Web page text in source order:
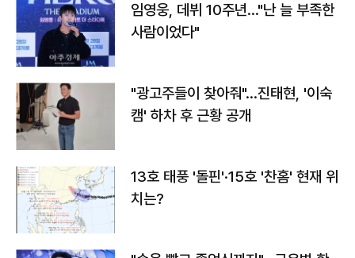
임영웅, 데뷔 10주년…"난 늘 부족한
사람이었다"
"광고주들이 찾아줘"…진태현, '이숙
캠' 하차 후 근황 공개
13호 태풍 '돌핀'·15호 '찬홈' 현재 위
치는?